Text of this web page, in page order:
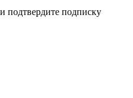
подтвердите подписку